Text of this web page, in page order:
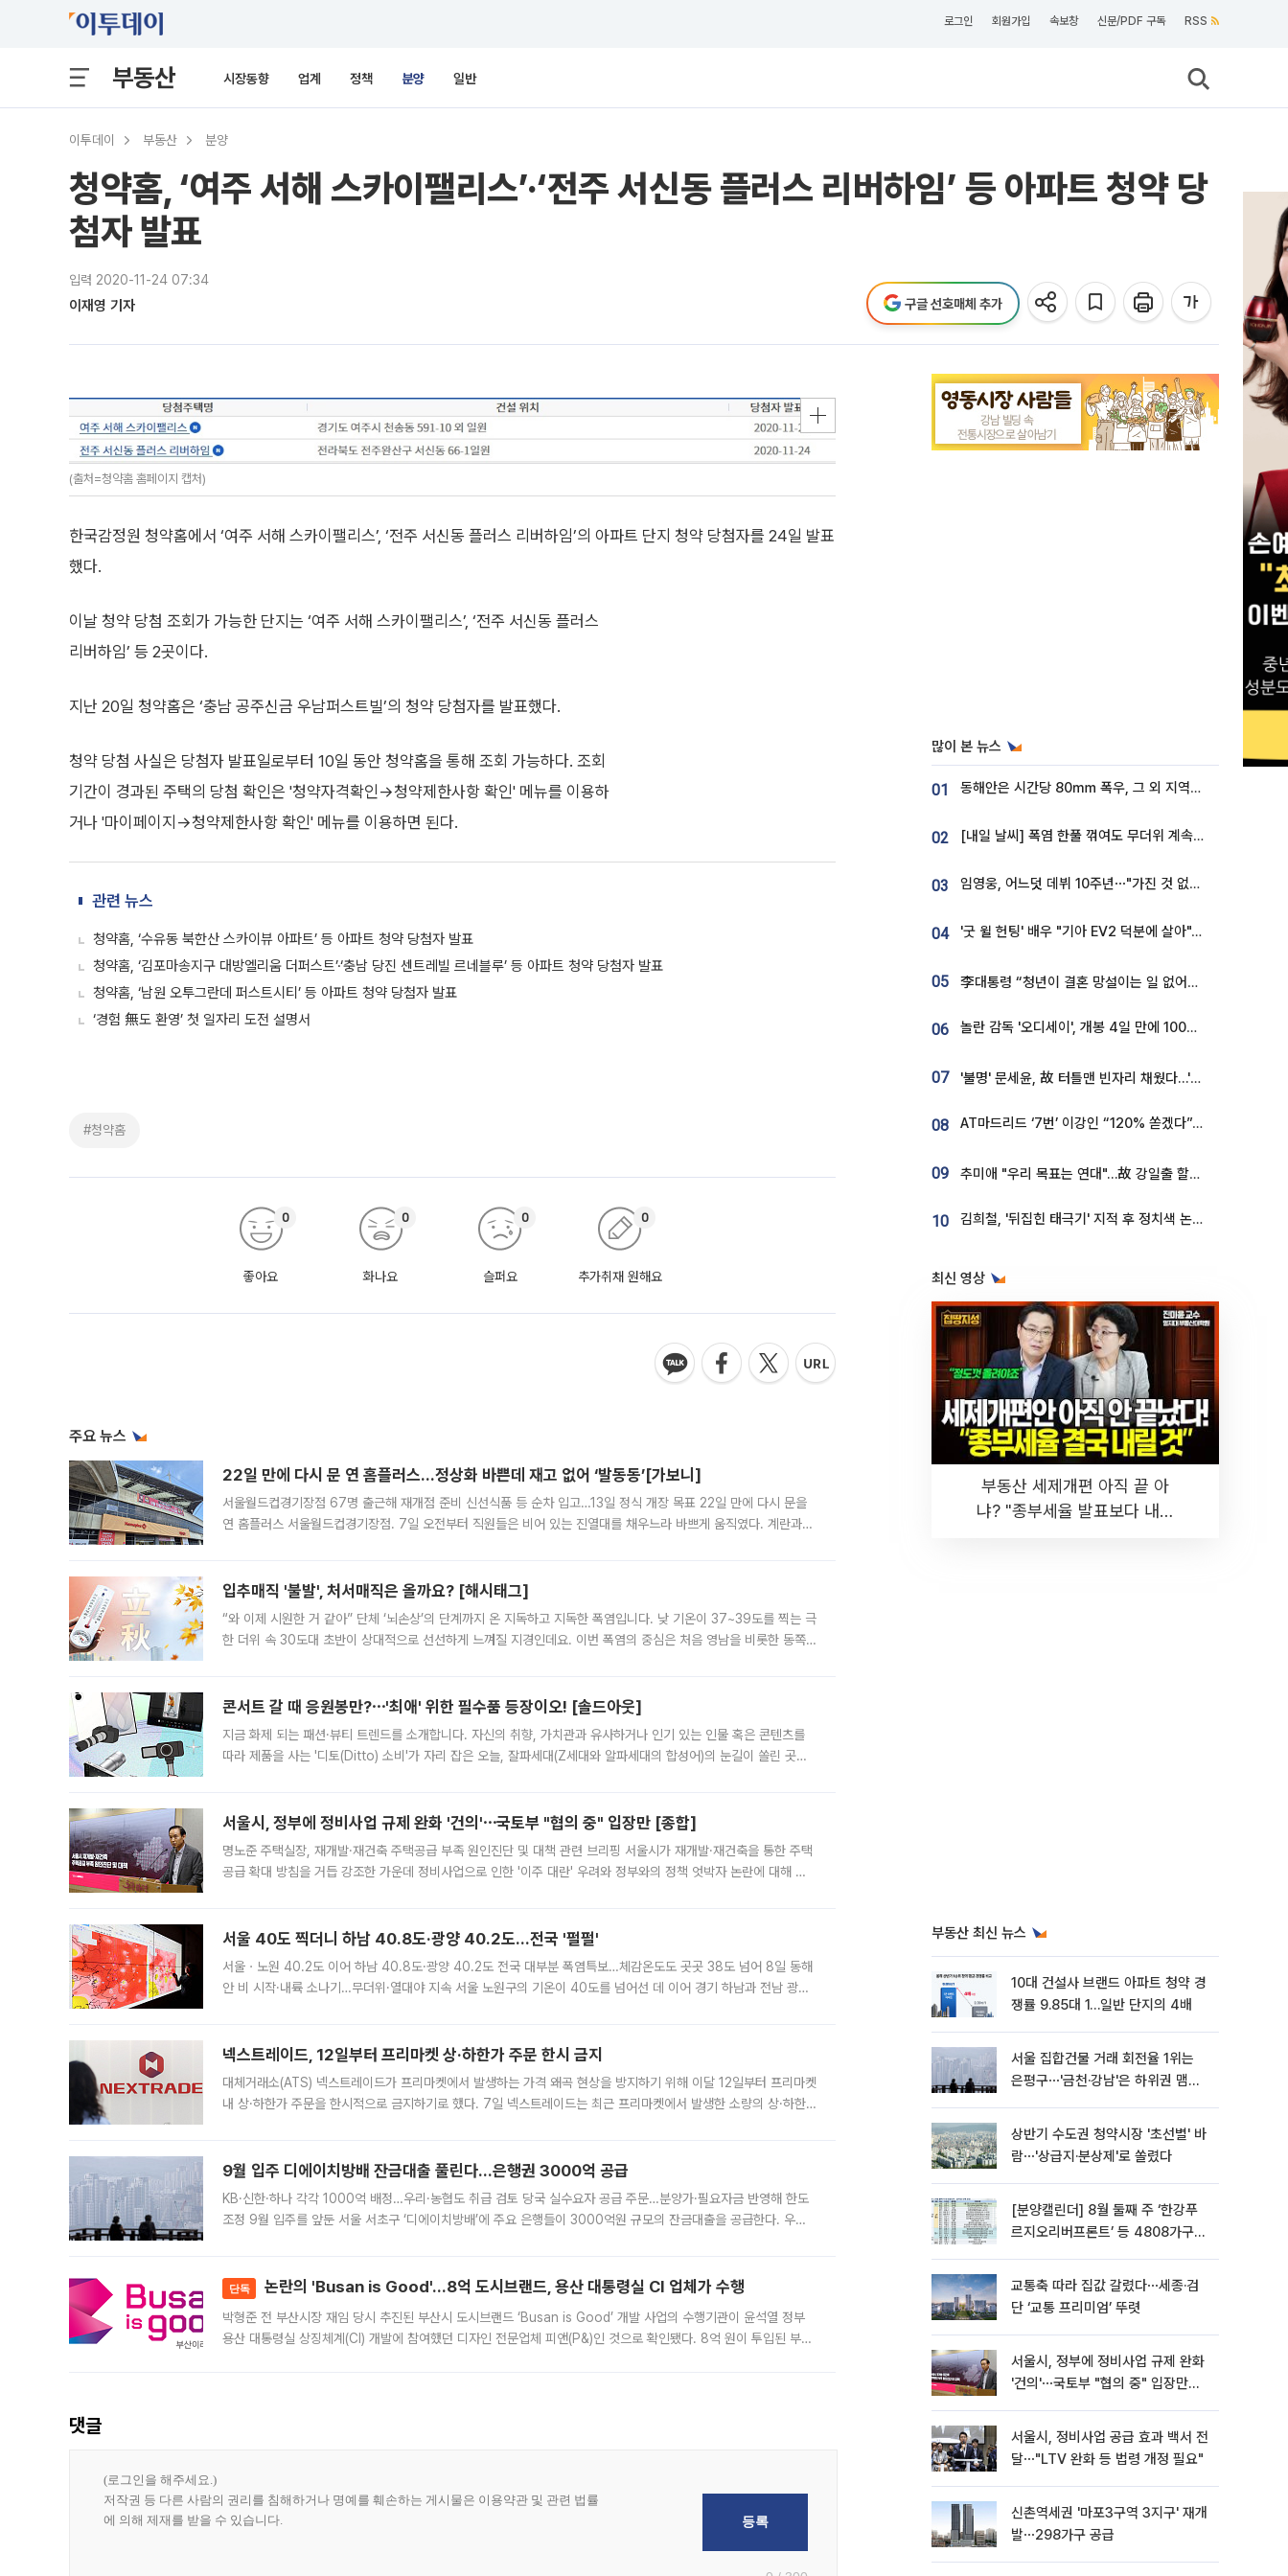
로그인 회원가입 속보창 신문/PDF 구독 RSS
부동산 시장동향 업계 정책 분양 일반
이투데이 부동산 분양
청약홈, ‘여주 서해 스카이팰리스’·‘전주 서신동 플러스 리버하임’ 등 아파트 청약 당
첨자 발표
입력 2020-11-24 07:34
이재영 기자 구글 선호매체 추가
(출처=청약홈 홈페이지 캡처)
한국감정원 청약홈에서 ‘여주 서해 스카이팰리스’, ‘전주 서신동 플러스 리버하임’의 아파트 단지 청약 당첨자를 24일 발표
했다.
이날 청약 당첨 조회가 가능한 단지는 ‘여주 서해 스카이팰리스’, ‘전주 서신동 플러스
리버하임’ 등 2곳이다.
지난 20일 청약홈은 ‘충남 공주신금 우남퍼스트빌’의 청약 당첨자를 발표했다.
청약 당첨 사실은 당첨자 발표일로부터 10일 동안 청약홈을 통해 조회 가능하다. 조회
기간이 경과된 주택의 당첨 확인은 '청약자격확인→청약제한사항 확인' 메뉴를 이용하
거나 '마이페이지→청약제한사항 확인' 메뉴를 이용하면 된다.
관련 뉴스
청약홈, ‘수유동 북한산 스카이뷰 아파트’ 등 아파트 청약 당첨자 발표
청약홈, ‘김포마송지구 대방엘리움 더퍼스트’·‘충남 당진 센트레빌 르네블루’ 등 아파트 청약 당첨자 발표
청약홈, ‘남원 오투그란데 퍼스트시티’ 등 아파트 청약 당첨자 발표
‘경험 無도 환영’ 첫 일자리 도전 설명서
#청약홈
좋아요
0
화나요
0
슬퍼요
0
추가취재 원해요
0
주요 뉴스
22일 만에 다시 문 연 홈플러스…정상화 바쁜데 재고 없어 ‘발동동’[가보니]
서울월드컵경기장점 67명 출근해 재개점 준비 신선식품 등 순차 입고…13일 정식 개장 목표 22일 만에 다시 문을
연 홈플러스 서울월드컵경기장점. 7일 오전부터 직원들은 비어 있는 진열대를 채우느라 바쁘게 움직였다. 계란과
입추매직 '불발', 처서매직은 올까요? [해시태그]
“와 이제 시원한 거 같아” 단체 ‘뇌손상’의 단계까지 온 지독하고 지독한 폭염입니다. 낮 기온이 37~39도를 찍는 극
한 더위 속 30도대 초반이 상대적으로 선선하게 느껴질 지경인데요. 이번 폭염의 중심은 처음 영남을 비롯한 동쪽
콘서트 갈 때 응원봉만?⋯'최애' 위한 필수품 등장이오! [솔드아웃]
지금 화제 되는 패션·뷰티 트렌드를 소개합니다. 자신의 취향, 가치관과 유사하거나 인기 있는 인물 혹은 콘텐츠를
따라 제품을 사는 '디토(Ditto) 소비'가 자리 잡은 오늘, 잘파세대(Z세대와 알파세대의 합성어)의 눈길이 쏠린 곳은
서울시, 정부에 정비사업 규제 완화 '건의'⋯국토부 "협의 중" 입장만 [종합]
명노준 주택실장, 재개발·재건축 주택공급 부족 원인진단 및 대책 관련 브리핑 서울시가 재개발·재건축을 통한 주택
공급 확대 방침을 거듭 강조한 가운데 정비사업으로 인한 '이주 대란' 우려와 정부와의 정책 엇박자 논란에 대해 정
서울 40도 찍더니 하남 40.8도·광양 40.2도…전국 '펄펄'
서울ㆍ노원 40.2도 이어 하남 40.8도·광양 40.2도 전국 대부분 폭염특보…체감온도도 곳곳 38도 넘어 8일 동해
안 비 시작·내륙 소나기…무더위·열대야 지속 서울 노원구의 기온이 40도를 넘어선 데 이어 경기 하남과 전남 광양
넥스트레이드, 12일부터 프리마켓 상·하한가 주문 한시 금지
대체거래소(ATS) 넥스트레이드가 프리마켓에서 발생하는 가격 왜곡 현상을 방지하기 위해 이달 12일부터 프리마켓
내 상·하한가 주문을 한시적으로 금지하기로 했다. 7일 넥스트레이드는 최근 프리마켓에서 발생한 소량의 상·하한
9월 입주 디에이치방배 잔금대출 풀린다…은행권 3000억 공급
KB·신한·하나 각각 1000억 배정…우리·농협도 취급 검토 당국 실수요자 공급 주문…분양가·필요자금 반영해 한도
조정 9월 입주를 앞둔 서울 서초구 ‘디에이치방배’에 주요 은행들이 3000억원 규모의 잔금대출을 공급한다. 우리
단독 논란의 'Busan is Good'…8억 도시브랜드, 용산 대통령실 CI 업체가 수행
박형준 전 부산시장 재임 당시 추진된 부산시 도시브랜드 ‘Busan is Good’ 개발 사업의 수행기관이 윤석열 정부
용산 대통령실 상징체계(CI) 개발에 참여했던 디자인 전문업체 피앤(P&)인 것으로 확인됐다. 8억 원이 투입된 부산
댓글
많이 본 뉴스
01 동해안은 시간당 80㎜ 폭우, 그 외 지역은 폭염…‘극과 극 날씨’
02 [내일 날씨] 폭염 한풀 꺾여도 무더위 계속⋯동해안 이틀 연속 비
03 임영웅, 어느덧 데뷔 10주년⋯"가진 것 없던 시절, 내 앞엔 20명의 팬뿐"
04 '굿 윌 헌팅' 배우 "기아 EV2 덕분에 살아"…교통사고 후 안전성 극찬
05 李대통령 “청년이 결혼 망설이는 일 없어야...제도상 불이익 조사”
06 놀란 감독 '오디세이', 개봉 4일 만에 100만 돌파⋯'왕사남' 보다 빠르다
07 '불명' 문세윤, 故 터틀맨 빈자리 채웠다…'거북이' 눈물의 최종 우승
08 AT마드리드 ‘7번’ 이강인 “120% 쏟겠다”⋯시메오네 감독 “필요한 선수”
09 추미애 "우리 목표는 연대"…故 강일출 할머니 흉상 제막
10 김희철, '뒤집힌 태극기' 지적 후 정치색 논란…"좌우 떠나 우리나라 국기"
최신 영상
부동산 세제개편 아직 끝 아
냐? "종부세율 발표보다 내릴
부동산 최신 뉴스
10대 건설사 브랜드 아파트 청약 경
쟁률 9.85대 1…일반 단지의 4배
서울 집합건물 거래 회전율 1위는
은평구⋯'금천·강남'은 하위권 맴돌
상반기 수도권 청약시장 '초선별' 바
람⋯'상급지·분상제'로 쏠렸다
[분양캘린더] 8월 둘째 주 ‘한강푸
르지오리버프론트’ 등 4808가구
교통축 따라 집값 갈렸다⋯세종·검
단 ‘교통 프리미엄’ 뚜렷
서울시, 정부에 정비사업 규제 완화
'건의'⋯국토부 "협의 중" 입장만
서울시, 정비사업 공급 효과 백서 전
달⋯"LTV 완화 등 법령 개정 필요"
신촌역세권 '마포3구역 3지구' 재개
발⋯298가구 공급